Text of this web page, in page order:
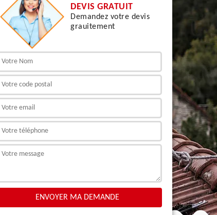
DEVIS GRATUIT
Demandez votre devis
grauitement